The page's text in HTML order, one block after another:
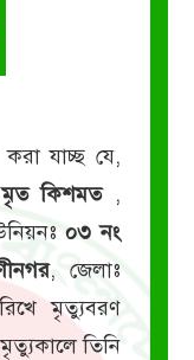
যাচ্ছ যে,
মৃত কিশমত,
০৩ নং
, জেলাঃ
মৃত্যুবরণ
তিনি